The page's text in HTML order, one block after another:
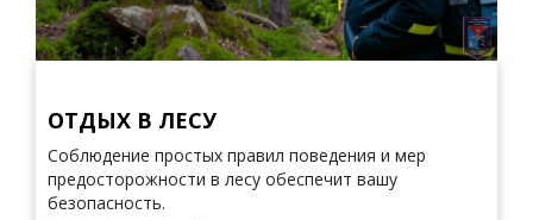
ОТДЫХ В ЛЕСУ
Соблюдение простых правил поведения и мер
предосторожности в лесу обеспечит вашу
безопасность.